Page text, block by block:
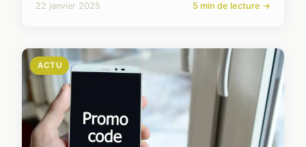
22 janvier 2025 5 min de lecture →
ACTU